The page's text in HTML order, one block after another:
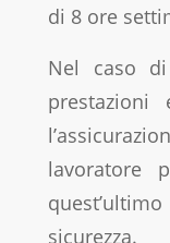
di 8 ore
Nel caso
prestazioni
lavoratore
sicurezza.